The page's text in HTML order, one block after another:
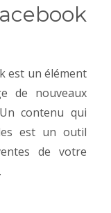
est un élément
de nouveaux
contenu qui
est un outil
de votre